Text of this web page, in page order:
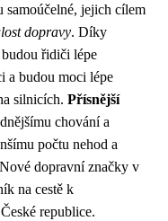
jejich cílem
dopravy. Díky
řidiči lépe
a budou moci lépe
silnicích. Přísnější
chování a
počtu nehod a
dopravní značky v
na cestě k
republice.